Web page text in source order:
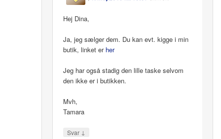
Hej Dina,
Ja, jeg sælger dem. Du kan evt. kigge i min
butik, linket er her
Jeg har også stadig den lille taske selvom
den ikke er i butikken.
Mvh,
Tamara
Svar ↓